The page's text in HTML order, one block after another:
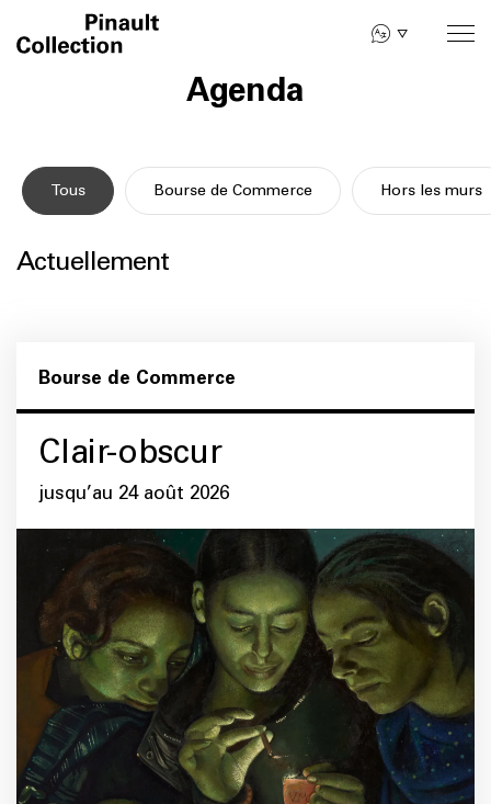
to
Agenda
Tous Bourse de Commerce Hors les murs
Actuellement
Bourse de Commerce
Clair-obscur
jusqu’au 24 août 2026